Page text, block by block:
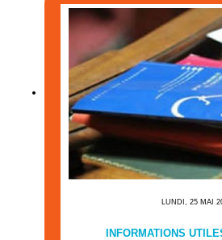
LUNDI, 25 MAI
INFORMATIONS